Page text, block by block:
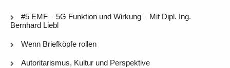
#5 EMF – 5G Funktion und Wirkung – Mit Dipl. Ing.
Bernhard Liebl
Wenn Briefköpfe rollen
Autoritarismus, Kultur und Perspektive